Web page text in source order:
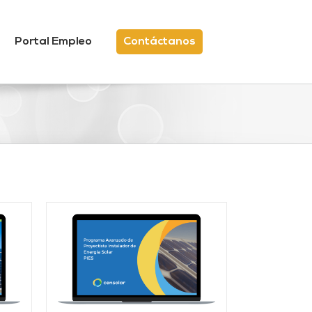
Portal Empleo Contáctanos